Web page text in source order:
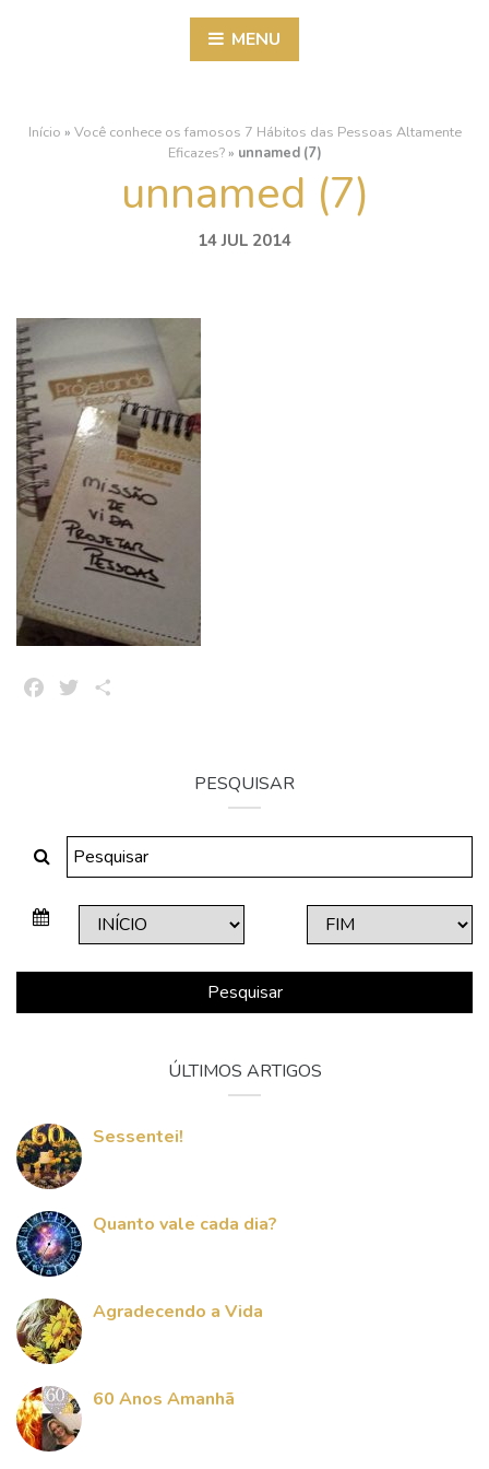
MENU
Início » Você conhece os famosos 7 Hábitos das Pessoas Altamente
Eficazes?» unnamed (7)
unnamed (7)
14 JUL 2014
FacebookTwitter
PESQUISAR
Pesquisar
ÚLTIMOS ARTIGOS
Sessentei!
Quanto vale cada dia?
Agradecendo a Vida
60 Anos Amanhã